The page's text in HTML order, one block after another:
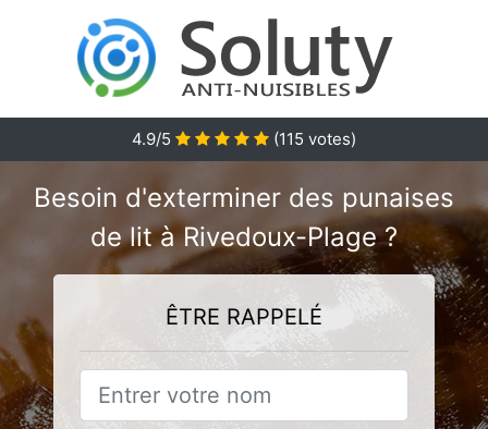
4.9/5 (115 votes)
Besoin d'exterminer des punaises
de lit à Rivedoux-Plage ?
ÊTRE RAPPELÉ